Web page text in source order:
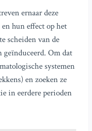
ernaar deze
hun effect op het
scheiden van de
geïnduceerd. Om dat
systemen
en zoeken ze
in eerdere perioden